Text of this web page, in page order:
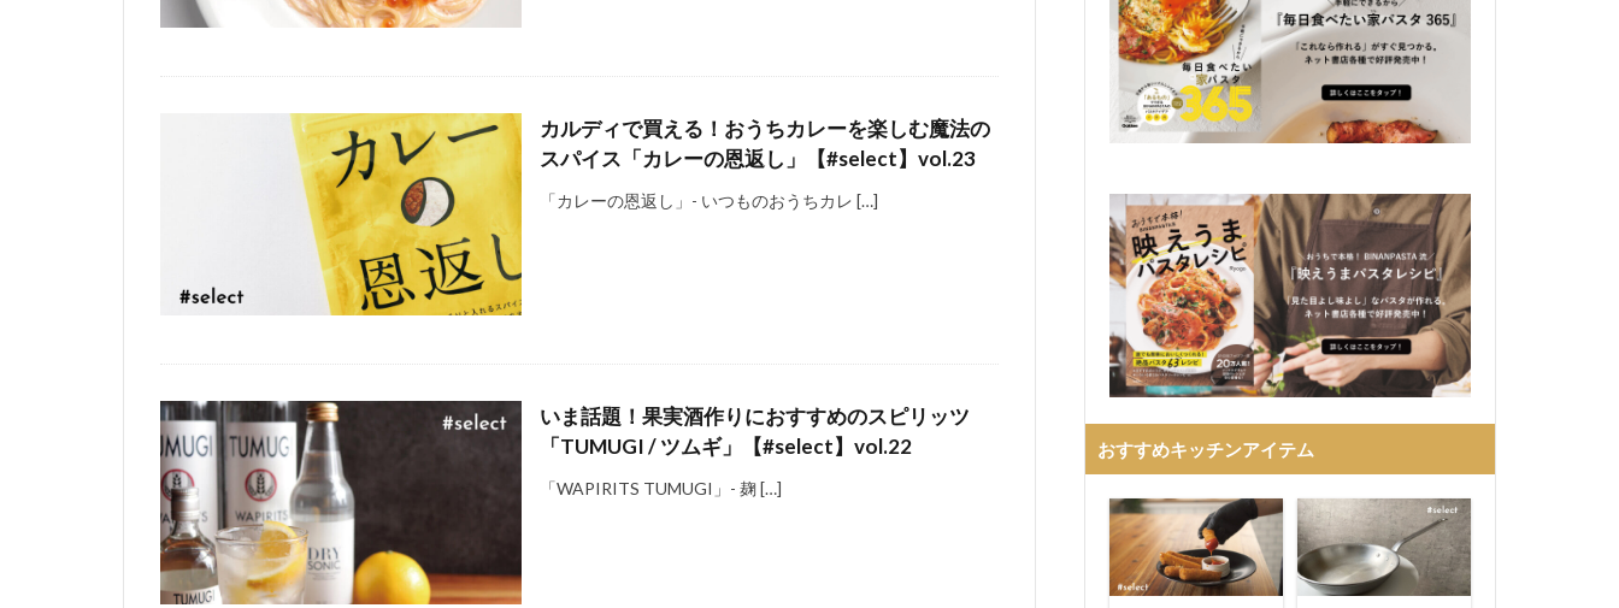
カルディで買える！おうちカレーを楽しむ魔法の
スパイス「カレーの恩返し」【#select】vol.23
「カレーの恩返し」- いつものおうちカレ […]
いま話題！果実酒作りにおすすめのスピリッツ
「TUMUGI / ツムギ」【#select】vol.22
「WAPIRITS TUMUGI」- 麹 […]
おすすめキッチンアイテム